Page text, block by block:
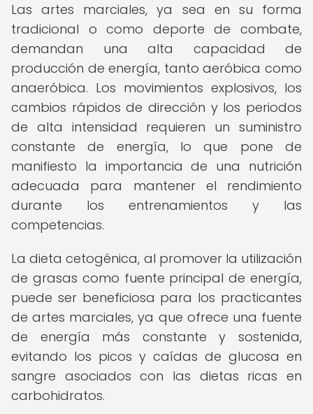
Las artes marciales, ya sea en su forma
tradicional o como deporte de combate,
demandan una alta capacidad de
producción de energía, tanto aeróbica como
anaeróbica. Los movimientos explosivos, los
cambios rápidos de dirección y los periodos
de alta intensidad requieren un suministro
constante de energía, lo que pone de
manifiesto la importancia de una nutrición
adecuada para mantener el rendimiento
durante los entrenamientos y las
competencias.
La dieta cetogénica, al promover la utilización
de grasas como fuente principal de energía,
puede ser beneficiosa para los practicantes
de artes marciales, ya que ofrece una fuente
de energía más constante y sostenida,
evitando los picos y caídas de glucosa en
sangre asociados con las dietas ricas en
carbohidratos.